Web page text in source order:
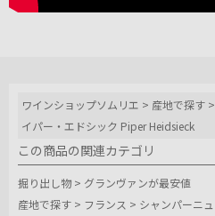
ワインショップソムリエ > 産地で探す >
イパー・エドシック Piper Heidsieck
この商品の関連カテゴリ
掘り出し物 > グランヴァンが最安値
産地で探す > フランス > シャンパーニュ